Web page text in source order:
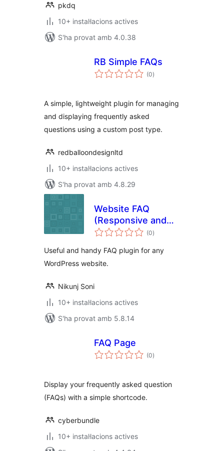
pkdq
10+ instal·lacions actives
S'ha provat amb 4.0.38
RB Simple FAQs
(0puntuacions
totals
)
A simple, lightweight plugin for managing
and displaying frequently asked
questions using a custom post type.
redballoondesignltd
10+ instal·lacions actives
S'ha provat amb 4.8.29
Website FAQ
(Responsive and
Categorized with
(0puntuacions
totals
)
Useful and handy FAQ plugin for any
WordPress website.
Nikunj Soni
10+ instal·lacions actives
S'ha provat amb 5.8.14
FAQ Page
(0puntuacions
totals
)
Display your frequently asked question
(FAQs) with a simple shortcode.
cyberbundle
10+ instal·lacions actives